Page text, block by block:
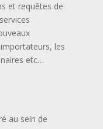
et requêtes de
les
etc…
au sein de